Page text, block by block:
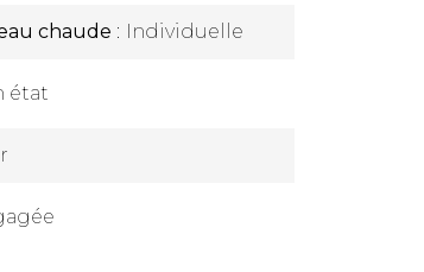
chaude Individuelle
état